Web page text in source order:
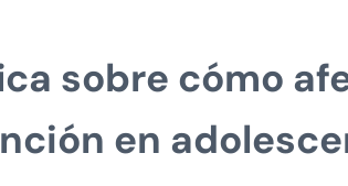
sobre cómo
en